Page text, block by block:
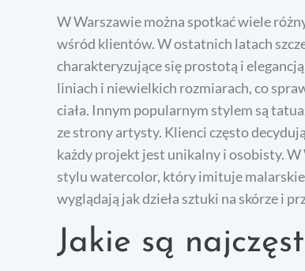
W Warszawie można spotkać wiele
wśród klientów. W ostatnich latach
charakteryzujące się prostotą i
liniach i niewielkich rozmiarach, co
ciała. Innym popularnym stylem są
ze strony artysty. Klienci często
każdy projekt jest unikalny i osobisty.
stylu watercolor, który imituje
wyglądają jak dzieła sztuki na skórze i
Jakie są